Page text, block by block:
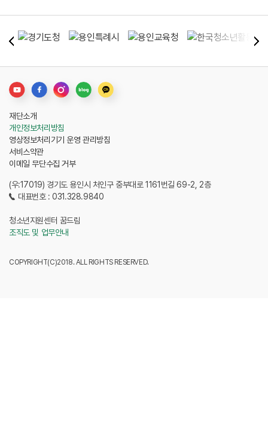
(우:17019) 경기도 용인시 처인구 중부대로 1161번길 69-2, 2층
대표번호 : 031.328.9840
청소년지원센터 꿈드림
조직도 및 업무안내
COPYRIGHT(C)2018. ALL RIGHTS RESERVED.
재단소개
개인정보처리방침
영상정보처리기기 운영 관리방침
서비스약관
이메일 무단수집 거부